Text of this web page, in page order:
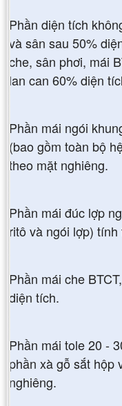
Phần diện tích
và sân sau 50%
che, sân phơi, mái
lan can 60% diện
Phần mái ngói
(bao gồm toàn bộ
theo mặt nghiêng.
Phần mái đúc lợp
ritô và ngói lợp)
Phần mái che
diện tích.
Phần mái tole 20 -
phần xà gỗ sắt hộp
nghiêng.